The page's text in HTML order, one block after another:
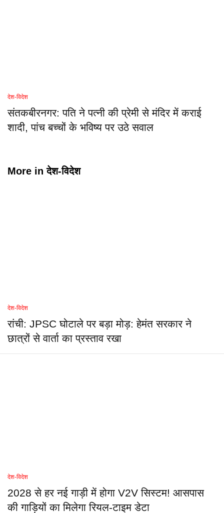
देश-विदेश
संतकबीरनगर: पति ने पत्नी की प्रेमी से मंदिर में कराई
शादी, पांच बच्चों के भविष्य पर उठे सवाल
More inदेश-विदेश
देश-विदेश
रांची: JPSC घोटाले पर बड़ा मोड़: हेमंत सरकार ने
छात्रों से वार्ता का प्रस्ताव रखा
देश-विदेश
2028 से हर नई गाड़ी में होगा V2V सिस्टम! आसपास
की गाड़ियों का मिलेगा रियल-टाइम डेटा